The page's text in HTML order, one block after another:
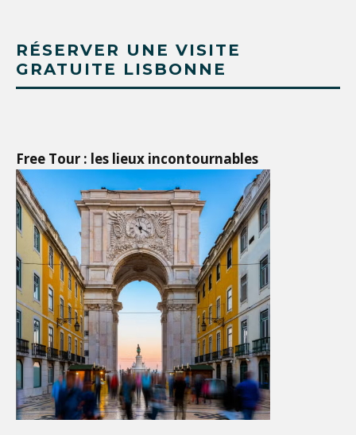
RÉSERVER UNE VISITE
GRATUITE LISBONNE
Free Tour : les lieux incontournables